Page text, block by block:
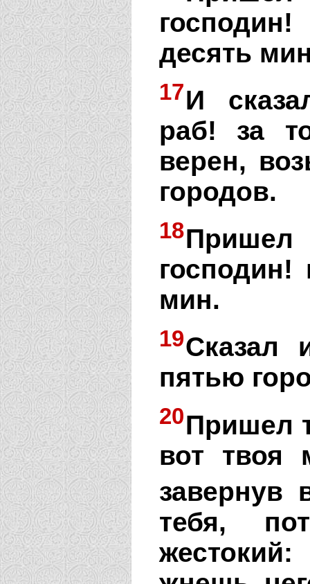
десять
17И
раб! за
верен,
городов.
18
господин!
мин.
19Сказал
пятью
20Пришел
вот твоя
завернув
тебя,